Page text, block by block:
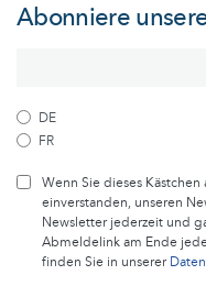
Abonniere
DE
FR
Wenn Sie dieses
einverstanden, unseren
Newsletter jederzeit und
Abmeldelink am Ende
finden Sie in unserer